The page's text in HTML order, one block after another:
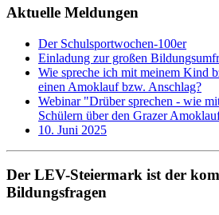
Aktuelle Meldungen
Der Schulsportwochen-100er
Einladung zur großen
Wie spreche ich mit meinem Kind
einen Amoklauf bzw. Anschlag?
Webinar "Drüber sprechen - wie
Schülern über den Grazer
10. Juni 2025
Der LEV-Steiermark ist der
Bildungsfragen